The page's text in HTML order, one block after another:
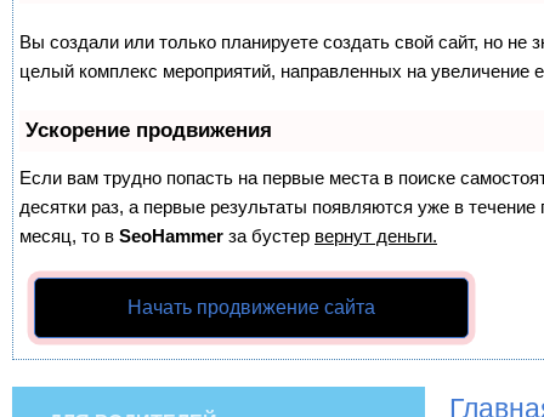
Вы создали или только планируете создать свой сайт, но не
целый комплекс мероприятий, направленных на увеличение
Ускорение продвижения
Если вам трудно попасть на первые места в поиске
десятки раз, а первые результаты появляются уже в
месяц, то в SeoHammer за бустер вернут деньги.
Начать продвижение сайта